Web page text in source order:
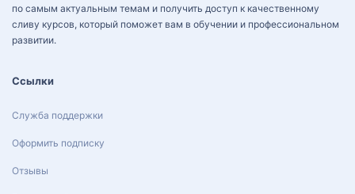
по самым актуальным темам и получить доступ к качественному
сливу курсов, который поможет вам в обучении и профессиональном
развитии.
Ссылки
Служба поддержки
Оформить подписку
Отзывы